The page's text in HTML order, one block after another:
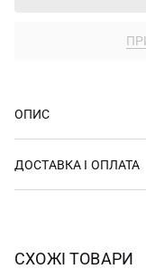
ОПИС
ДОСТАВКА І ОПЛАТА
СХОЖІ ТОВАРИ